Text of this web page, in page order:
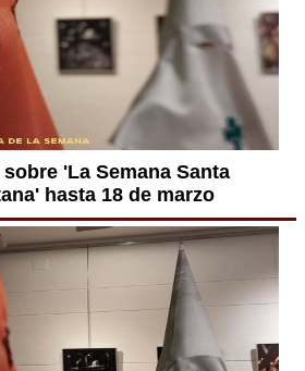
'La Semana Santa
hasta 18 de marzo